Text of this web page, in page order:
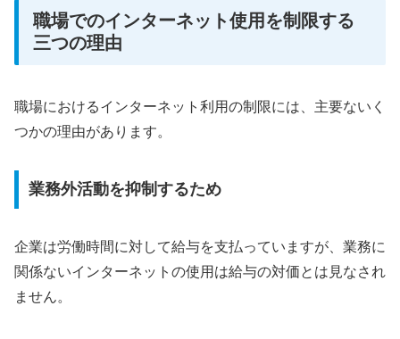
職場でのインターネット使用を制限する
三つの理由
職場におけるインターネット利用の制限には、主要ないく
つかの理由があります。
業務外活動を抑制するため
企業は労働時間に対して給与を支払っていますが、業務に
関係ないインターネットの使用は給与の対価とは見なされ
ません。